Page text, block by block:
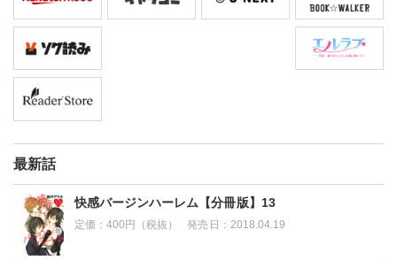
最新話
快感バージンハーレム【分冊版】13
定価：400円（税抜） 発売日： 2018.04.19